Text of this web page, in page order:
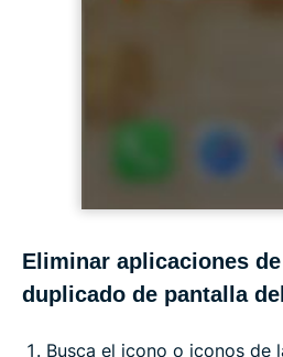
Eliminar aplicaciones
duplicado de pantalla
Busca el icono o iconos de